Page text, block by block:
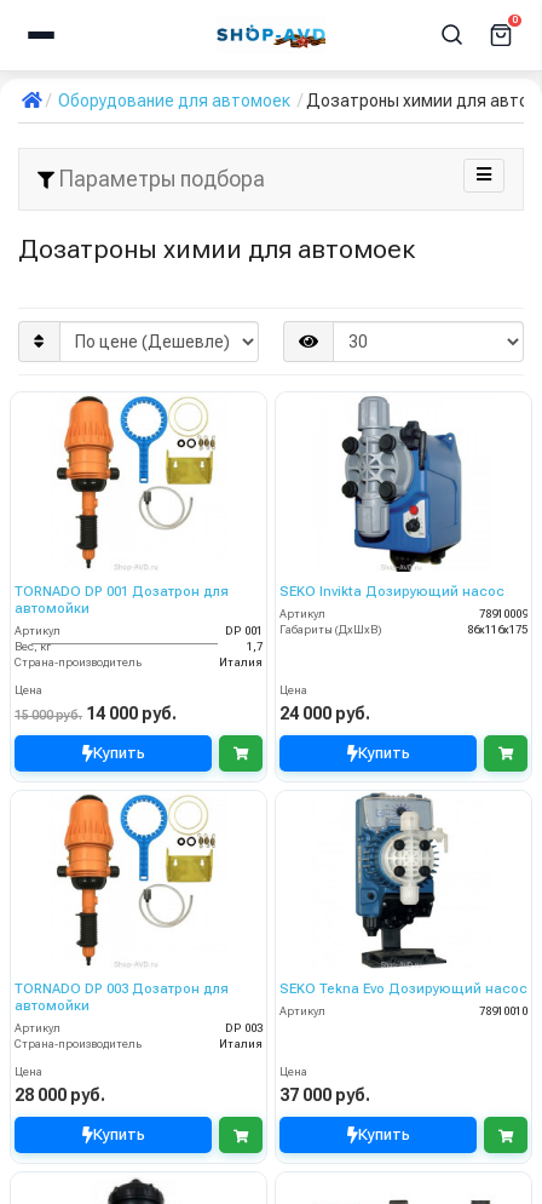
0
Оборудование для автомоек Дозатроны химии для
Параметры подбора
Дозатроны химии для автомоек
TORNADO DP 001 Дозатрон для
автомойки
Артикул
DP 001
Вес, кг
1,7
Страна-производитель
Италия
Цена
15 000 руб. 14 000 руб.
Купить
SEKO Invikta Дозирующий насос
Артикул
78910009
Габариты (ДхШхВ)
86х116х175
Цена
24 000 руб.
Купить
TORNADO DP 003 Дозатрон для
автомойки
Артикул
DP 003
Страна-производитель
Италия
Цена
28 000 руб.
Купить
SEKO Tekna Evo Дозирующий насос
Артикул 78910010
Цена
37 000 руб.
Купить